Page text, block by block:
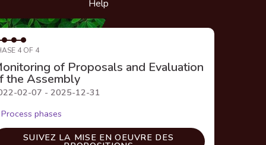
Help
4 OF 4
of Proposals and Evaluation
the Assembly
02-07 - 2025-12-31
Process phases
SUIVEZ LA MISE EN OEUVRE DES